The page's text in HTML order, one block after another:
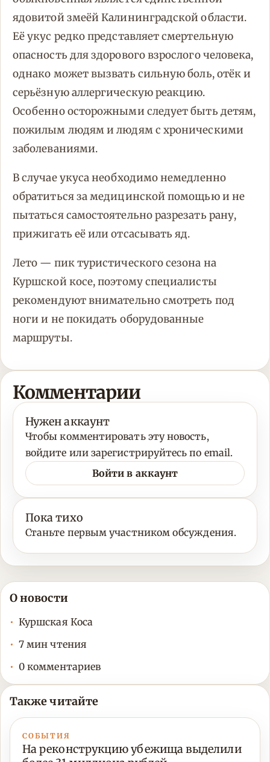
ядовитой змеёй Калининградской области.
Её укус редко представляет смертельную
опасность для здорового взрослого человека,
однако может вызвать сильную боль, отёк и
серьёзную аллергическую реакцию.
Особенно осторожными следует быть детям,
пожилым людям и людям с хроническими
заболеваниями.
В случае укуса необходимо немедленно
обратиться за медицинской помощью и не
пытаться самостоятельно разрезать рану,
прижигать её или отсасывать яд.
Лето — пик туристического сезона на
Куршской косе, поэтому специалисты
рекомендуют внимательно смотреть под
ноги и не покидать оборудованные
маршруты.
Комментарии
Нужен аккаунт
Чтобы комментировать эту новость,
войдите или зарегистрируйтесь по email.
Войти в аккаунт
Пока тихо
Станьте первым участником обсуждения.
О новости
Куршская Коса
7 мин чтения
0 комментариев
Также читайте
СОБЫТИЯ
На реконструкцию убежища выделили